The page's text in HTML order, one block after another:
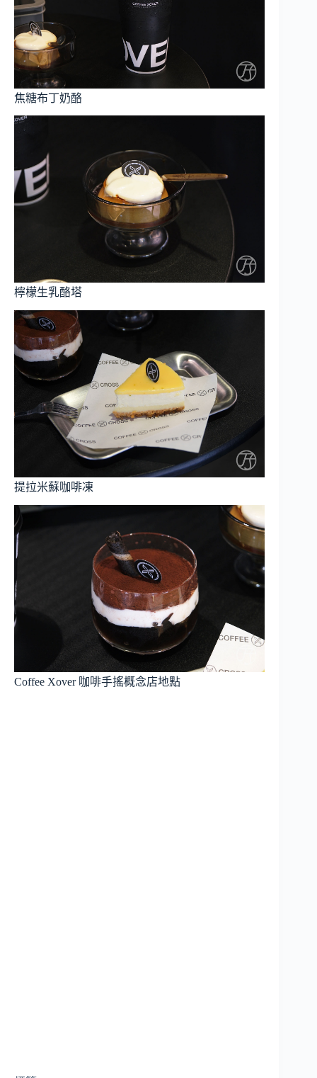
焦糖布丁奶酪
檸檬生乳酪塔
提拉米蘇咖啡凍
Coffee Xover 咖啡手搖概念店地點